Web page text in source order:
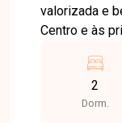
valorizada e
Centro e às
serviços,2
Dorm.